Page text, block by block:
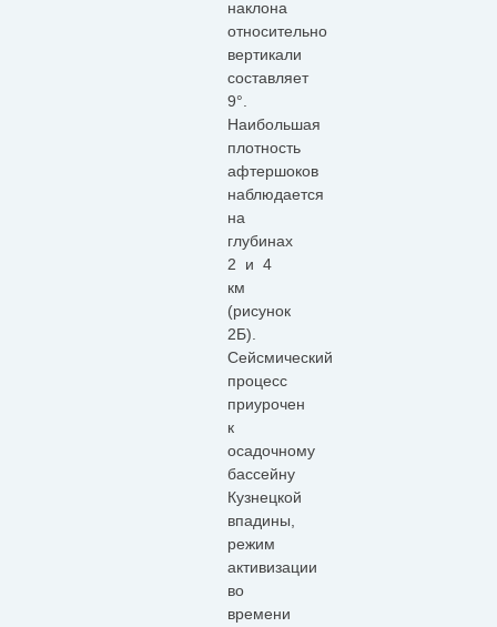
наклона
относительно
вертикали
составляет
9°.
Наибольшая
плотность
афтершоков
наблюдается
на
глубинах
2 и 4
км
(рисунок
2Б).
Сейсмический
процесс
приурочен
к
осадочному
бассейну
Кузнецкой
впадины,
режим
активизации
во
времени